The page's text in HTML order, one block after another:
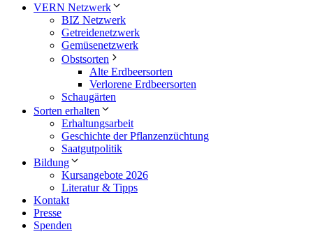
VERN Netzwerk
BIZ Netzwerk
Getreidenetzwerk
Gemüsenetzwerk
Obstsorten
Alte Erdbeersorten
Verlorene Erdbeersorten
Schaugärten
Sorten erhalten
Erhaltungsarbeit
Geschichte der Pflanzenzüchtung
Saatgutpolitik
Bildung
Kursangebote 2026
Literatur & Tipps
Kontakt
Presse
Spenden